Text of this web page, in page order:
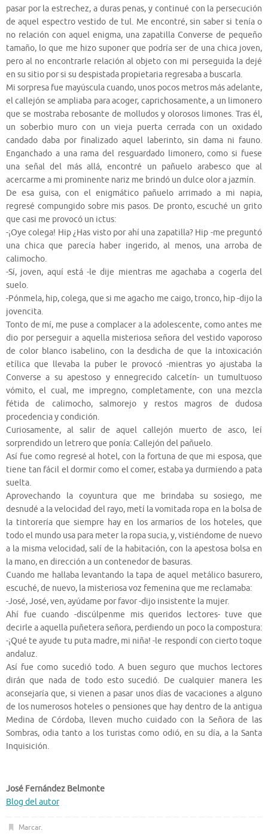
pasar por la estrechez, a duras penas, y continué con la persecución
de aquel espectro vestido de tul. Me encontré, sin saber si tenía o
no relación con aquel enigma, una zapatilla Converse de pequeño
tamaño, lo que me hizo suponer que podría ser de una chica joven,
pero al no encontrarle relación al objeto con mi perseguida la dejé
en su sitio por si su despistada propietaria regresaba a buscarla.
Mi sorpresa fue mayúscula cuando, unos pocos metros más adelante,
el callejón se ampliaba para acoger, caprichosamente, a un limonero
que se mostraba rebosante de molludos y olorosos limones. Tras él,
un soberbio muro con un vieja puerta cerrada con un oxidado
candado daba por finalizado aquel laberinto, sin dama ni fauno.
Enganchado a una rama del resguardado limonero, como si fuese
una señal del más allá, encontré un pañuelo arabesco que al
acercarme a mi prominente nariz me brindó un dulce olor a jazmín.
De esa guisa, con el enigmático pañuelo arrimado a mi napia,
regresé compungido sobre mis pasos. De pronto, escuché un grito
que casi me provocó un ictus:
-¡Oye colega! Hip ¿Has visto por ahí una zapatilla? Hip -me preguntó
una chica que parecía haber ingerido, al menos, una arroba de
calimocho.
-Sí, joven, aquí está -le dije mientras me agachaba a cogerla del
suelo.
-Pónmela, hip, colega, que si me agacho me caigo, tronco, hip -dijo la
jovencita.
Tonto de mí, me puse a complacer a la adolescente, como antes me
dio por perseguir a aquella misteriosa señora del vestido vaporoso
de color blanco isabelino, con la desdicha de que la intoxicación
etílica que llevaba la puber le provocó -mientras yo ajustaba la
Converse a su apestoso y ennegrecido calcetín- un tumultuoso
vómito, el cual, me impregno, completamente, con una mezcla
fétida de calimocho, salmorejo y restos magros de dudosa
procedencia y condición.
Curiosamente, al salir de aquel callejón muerto de asco, leí
sorprendido un letrero que ponía: Callejón del pañuelo.
Así fue como regresé al hotel, con la fortuna de que mi esposa, que
tiene tan fácil el dormir como el comer, estaba ya durmiendo a pata
suelta.
Aprovechando la coyuntura que me brindaba su sosiego, me
desnudé a la velocidad del rayo, metí la vomitada ropa en la bolsa de
la tintorería que siempre hay en los armarios de los hoteles, que
todo el mundo usa para meter la ropa sucia, y, vistiéndome de nuevo
a la misma velocidad, salí de la habitación, con la apestosa bolsa en
la mano, en dirección a un contenedor de basuras.
Cuando me hallaba levantando la tapa de aquel metálico basurero,
escuché, de nuevo, la misteriosa voz femenina que me reclamaba:
-José, José, ven, ayúdame por favor -dijo insistente la mujer.
Ahí fue cuando -discúlpenme mis queridos lectores- tuve que
decirle a aquella puñetera señora, perdiendo un poco la compostura:
-¡Qué te ayude tu puta madre, mi niña! -le respondí con cierto toque
andaluz.
Así fue como sucedió todo. A buen seguro que muchos lectores
dirán que nada de todo esto sucedió. De cualquier manera les
aconsejaría que, si vienen a pasar unos días de vacaciones a alguno
de los numerosos hoteles o pensiones que hay dentro de la antigua
Medina de Córdoba, lleven mucho cuidado con la Señora de las
Sombras, odia tanto a los turistas como odió, en su día, a la Santa
Inquisición.
José Fernández Belmonte
Blog del autor
Marcar.